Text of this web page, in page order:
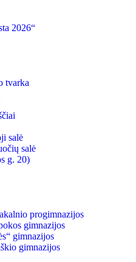
2026“
tvarka
salė
salė
g. 20)
progimnazijos
gimnazijos
gimnazijos
gimnazijos